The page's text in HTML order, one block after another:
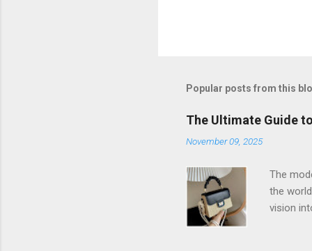
Popular posts from this
The Ultimate Guide
November 09, 2025
The
the
vision
truly